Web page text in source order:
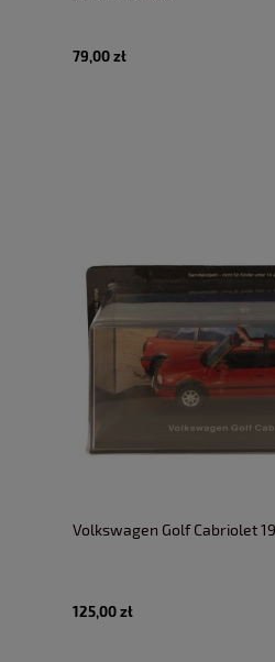
79,00 zł
Volkswagen Golf Cabriolet
125,00 zł